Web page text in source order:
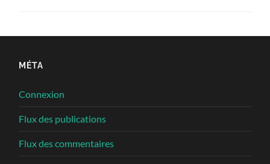
MÉTA
Connexion
Flux des publications
Flux des commentaires